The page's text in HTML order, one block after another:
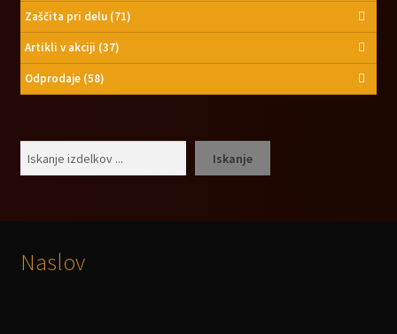
Zaščita pri delu (71)
Artikli v akciji (37)
Odprodaje (58)
Iskanje
Naslov